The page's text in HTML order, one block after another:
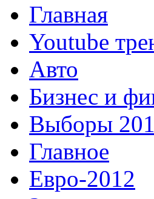
Главная
Youtube
Авто
Бизнес и
Выборы
Главное
Евро-2012